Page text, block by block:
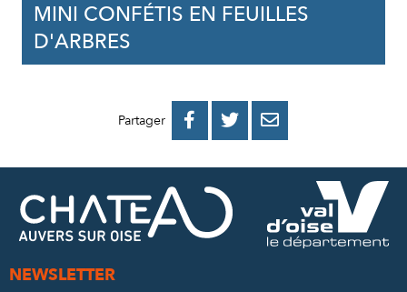
MINI CONFÉTIS EN FEUILLES
D'ARBRES
Partager 
PARTAGER
FACEBOOK
PARTAGER
PARTAGER
MAIL
NEWSLETTER